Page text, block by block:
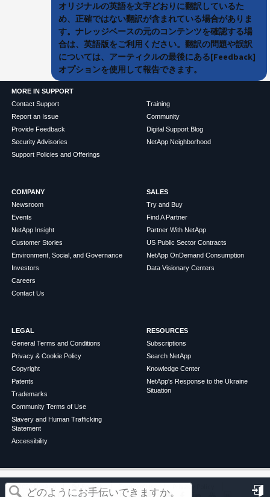
この記事は役に立ちましたか？
オリジナルの英語を文字どおりに翻訳しているた
め、正確ではない翻訳が含まれている場合がありま
す。ナレッジベースの元のコンテンツを確認する場
合は、英語版をご利用ください。翻訳の問題や誤訳
については、アーティクルの最後にある[Feedback]
オプションを使用して報告できます。
MORE IN SUPPORT
Contact Support
Report an Issue
Provide Feedback
Security Advisories
Support Policies and Offerings
Training
Community
Digital Support Blog
NetApp Neighborhood
COMPANY
Newsroom
Events
NetApp Insight
Customer Stories
Environment, Social, and Governance
Investors
Careers
Contact Us
SALES
Try and Buy
Find A Partner
Partner With NetApp
US Public Sector Contracts
NetApp OnDemand Consumption
Data Visionary Centers
LEGAL
General Terms and Conditions
Privacy & Cookie Policy
Copyright
Patents
Trademarks
Community Terms of Use
Slavery and Human Trafficking
Statement
Accessibility
RESOURCES
Subscriptions
Search NetApp
Knowledge Center
NetApp's Response to the Ukraine
Situation
©2026 NetApp English Terms of Use
Privacy Policy